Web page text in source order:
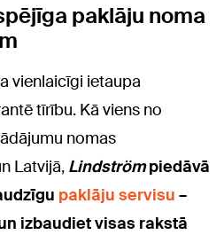
paklāju noma
vienlaicīgi ietaupa
tīrību. Kā viens no
nomas
Latvijā, Lindströmpiedāvā
paklāju servisu –
izbaudiet visas rakstā